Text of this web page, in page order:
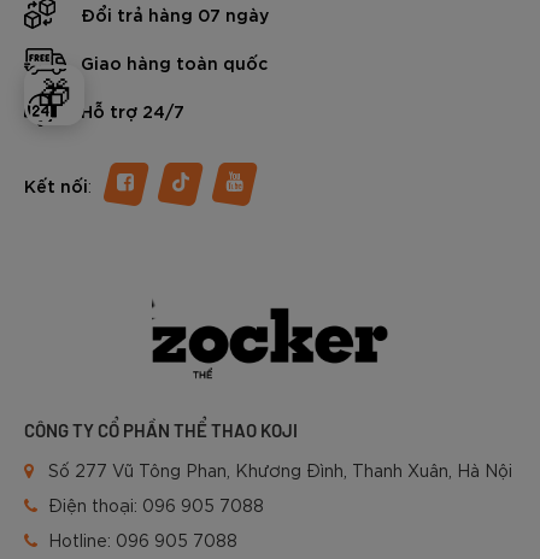
🎁
Đổi trả hàng 07 ngày
Giao hàng toàn quốc
Hỗ trợ 24/7
Kết nối:
CÔNG TY CỔ PHẦN THỂ THAO KOJI
Số 277 Vũ Tông Phan, Khương Đình, Thanh Xuân, Hà Nội
Điện thoại: 096 905 7088
Hotline: 096 905 7088